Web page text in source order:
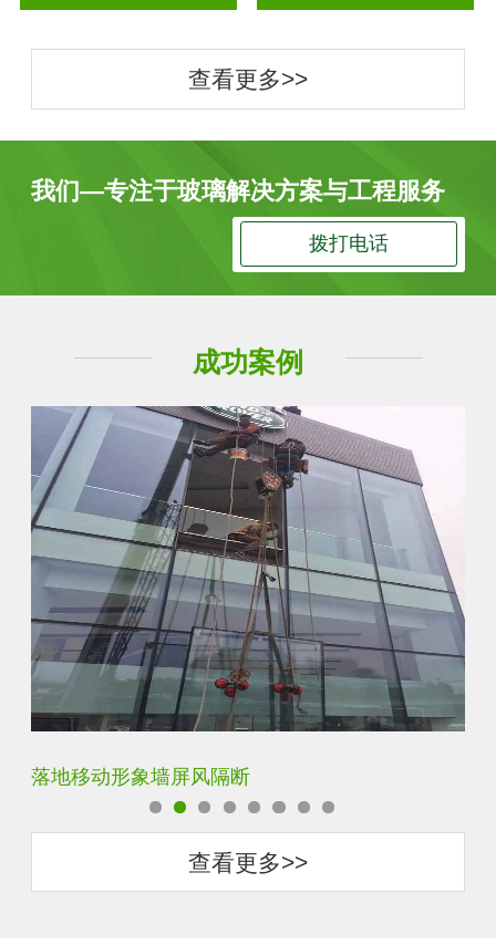
查看更多>>
我们—专注于玻璃解决方案与工程服务
拨打电话
成功案例
云雾超白玻隔断墙
查看更多>>